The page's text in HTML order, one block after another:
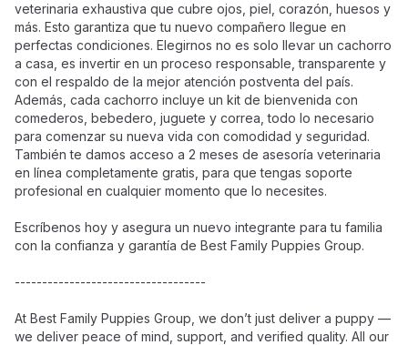
veterinaria exhaustiva que cubre ojos, piel, corazón, huesos y
más. Esto garantiza que tu nuevo compañero llegue en
perfectas condiciones. Elegirnos no es solo llevar un cachorro
a casa, es invertir en un proceso responsable, transparente y
con el respaldo de la mejor atención postventa del país.
Además, cada cachorro incluye un kit de bienvenida con
comederos, bebedero, juguete y correa, todo lo necesario
para comenzar su nueva vida con comodidad y seguridad.
También te damos acceso a 2 meses de asesoría veterinaria
en línea completamente gratis, para que tengas soporte
profesional en cualquier momento que lo necesites.
Escríbenos hoy y asegura un nuevo integrante para tu familia
con la confianza y garantía de Best Family Puppies Group.
-----------------------------------
At Best Family Puppies Group, we don’t just deliver a puppy —
we deliver peace of mind, support, and verified quality. All our